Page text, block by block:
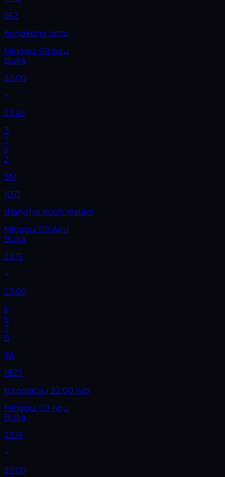
662
hongkong lotto
Minggu, 09 Agu
Buka
23.00
22.45
3
7
5
2
SM
1071
shanghai pools malam
Minggu, 09 Agu
Buka
23.15
23.00
6
6
7
8
TA
1827
totomacau 22:00 wib
Minggu, 09 Agu
Buka
22.15
22.00